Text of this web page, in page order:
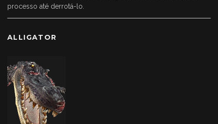
processo até derrotá-lo.
ALLIGATOR